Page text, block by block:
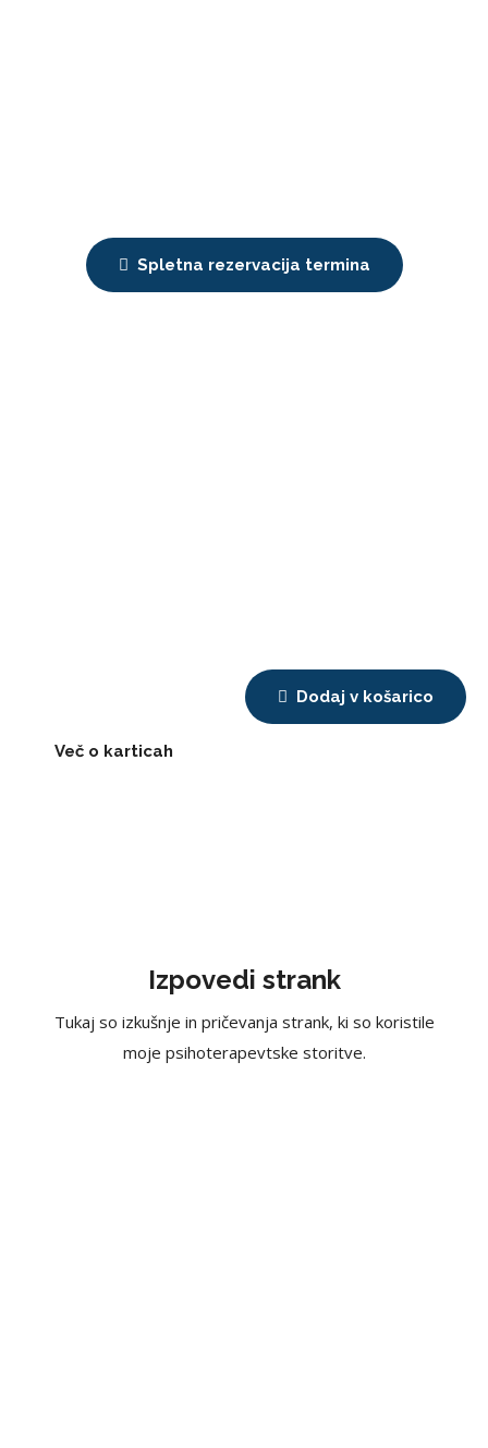
Spletna rezervacija termina
Dodaj v košarico
Več o karticah
Izpovedi strank
Tukaj so izkušnje in pričevanja strank, ki so koristile
moje psihoterapevtske storitve.